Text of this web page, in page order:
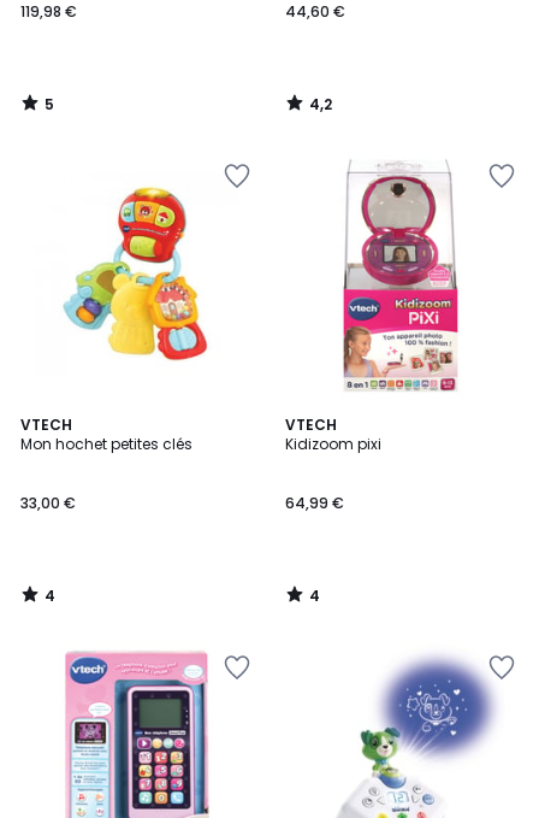
119,98 €
5
/
44,60 €
4,2
/
VTECH
Mon hochet petites clés
33,00 €
4
/
4
/
VTECH
Kidizoom pixi
64,99 €
4
/
4
/